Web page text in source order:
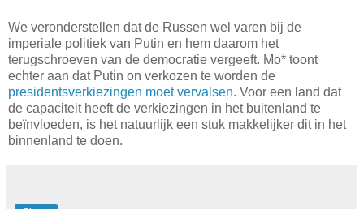
We veronderstellen dat de Russen wel varen bij de
imperiale politiek van Putin en hem daarom het
terugschroeven van de democratie vergeeft. Mo* toont
echter aan dat Putin on verkozen te worden de
presidentsverkiezingen moet vervalsen. Voor een land dat
de capaciteit heeft de verkiezingen in het buitenland te
beïnvloeden, is het natuurlijk een stuk makkelijker dit in het
binnenland te doen.